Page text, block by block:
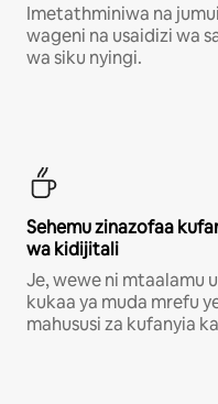
Imetathminiwa na
wageni na usaidizi wa
wa siku nyingi.
Sehemu zinazofaa
wa kidijitali
Je, wewe ni mtaalamu
kukaa ya muda mrefu
mahususi za kufanyia